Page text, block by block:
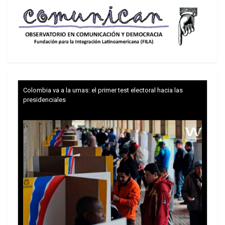
de legitimidad. El artículo 52 de la Convención de
Viena sobre el Derecho de los Tratados lo establece
de manera inequívoca.
La presidenta encargada Delcy Roxdríguez y el
secretario de Energía de EEUU, Chris Wright, trabajan
en una “agenda energética” común y “a largo
tiempo”.
Por otra parte, el Reglamento de La Haya de 1907 y
la Cuarta Convención de Ginebra establecen que
Colombia va a la urnas: el primer test electoral hacia las
presidenciales